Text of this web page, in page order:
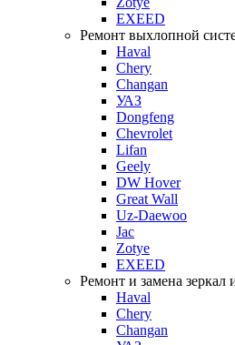
EXEED
Ремонт выхлопной
Haval
Chery
Changan
УАЗ
Dongfeng
Chevrolet
Lifan
Geely
DW Hover
Great Wall
Uz-Daewoo
Jac
Zotye
EXEED
Ремонт и замена зеркал
Haval
Chery
Changan